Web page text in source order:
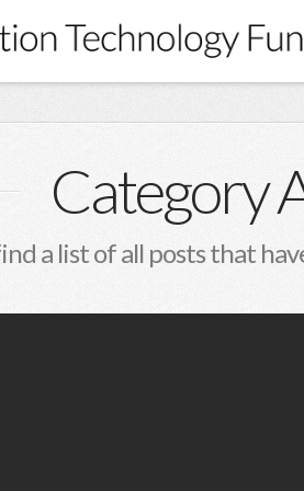
Category
a list of all posts that